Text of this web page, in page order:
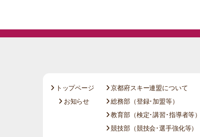
トップページ
お知らせ
京都府スキー連盟について
総務部（登録･加盟等）
教育部（検定･講習･指導者等）
競技部（競技会･選手強化等）